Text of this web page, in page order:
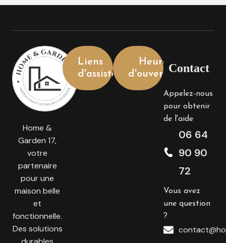
Home &
Garden 17,
votre
partenaire
pour une
maison belle
et
fonctionnelle.
Des solutions
Liens
d'assistance
Heures
d'ouvertureContact
Appelez-nous
pour obtenir
de l'aide
06 64
90 90
72
Vous avez
une question
?